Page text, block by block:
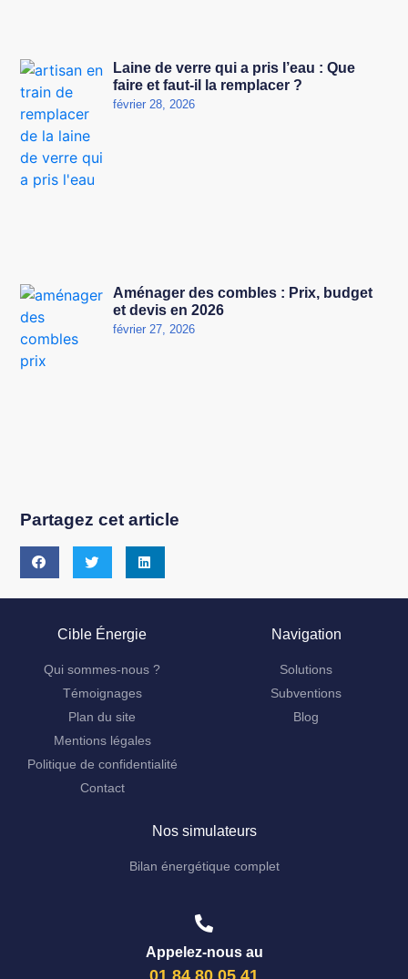
Laine de verre qui a pris l’eau : Que
faire et faut-il la remplacer ?
février 28, 2026
Aménager des combles : Prix, budget
et devis en 2026
février 27, 2026
Partagez cet article
Cible Énergie
Qui sommes-nous ?
Témoignages
Plan du site
Mentions légales
Politique de confidentialité
Contact
Navigation
Solutions
Subventions
Blog
Nos simulateurs
Bilan énergétique complet
Appelez-nous au
01 84 80 05 41